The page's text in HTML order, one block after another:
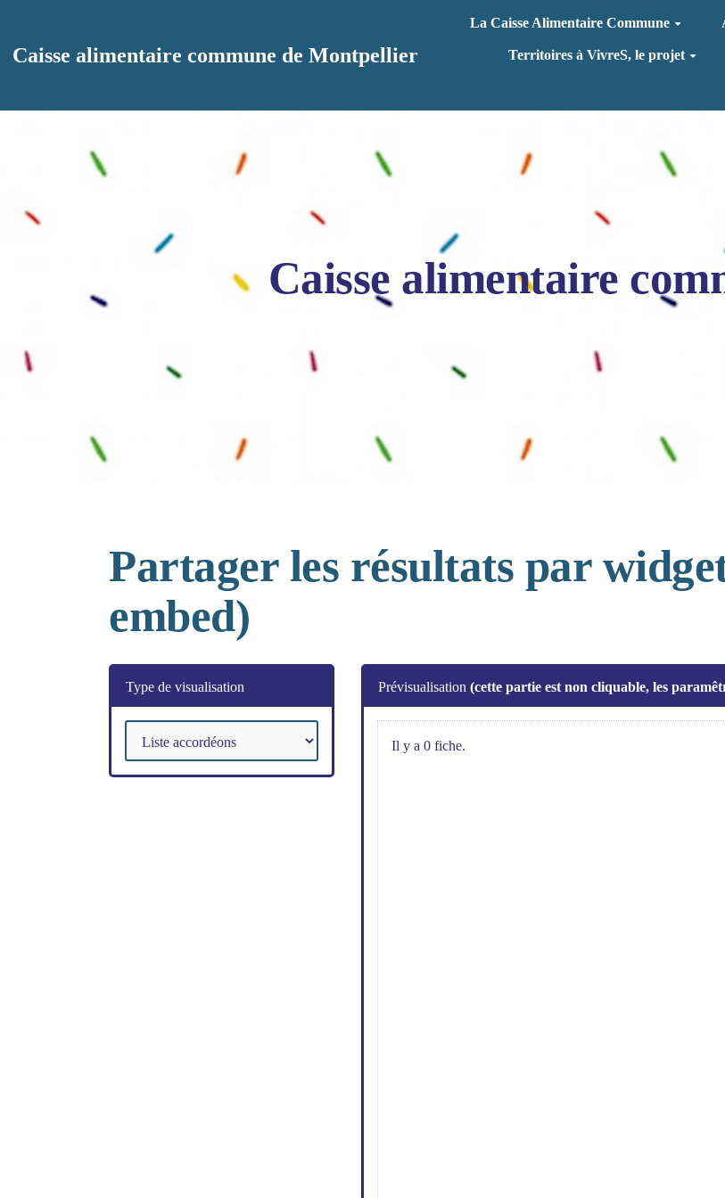
Caisse alimentaire commune de Montpellier
La Caisse Alimentaire Commune
Territoires à VivreS, le projet
Caisse alimentaire
Partager les résultats par
embed)
Type de visualisation Prévisualisation (cette partie est non cliquable, les